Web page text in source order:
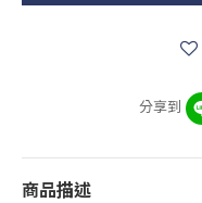
分享到
商品描述